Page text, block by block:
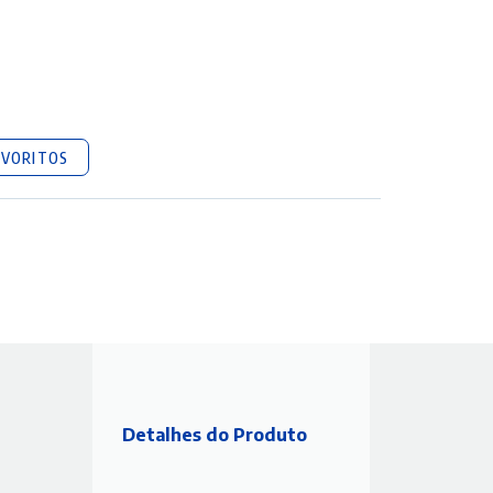
Detalhes do Produto